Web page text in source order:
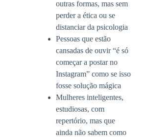
outras formas, mas sem
perder a ética ou se
distanciar da psicologia
Pessoas que estão
cansadas de ouvir “é só
começar a postar no
Instagram” como se isso
fosse solução mágica
Mulheres inteligentes,
estudiosas, com
repertório, mas que
ainda não sabem como